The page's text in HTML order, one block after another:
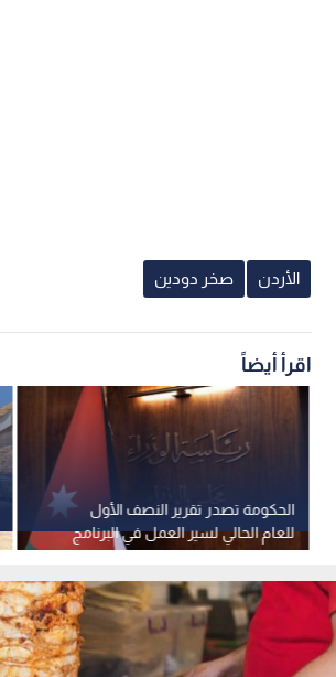
الأردن صخر دودين
اقرأ أيضاً
الحكومة تصدر تقرير النصف الأول
للعام الحالي لسير العمل في البرنامج
التنفيذي الثاني لرؤية التحديث
الاقتصادي